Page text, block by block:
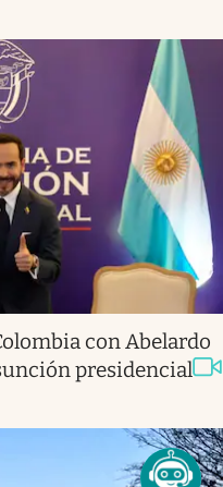
con Abelardo
presidencial